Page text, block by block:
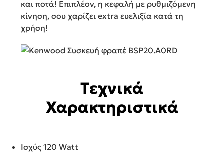
και ποτά! Επιπλέον, η κεφαλή με ρυθμιζόμενη
κίνηση, σου χαρίζει extra ευελιξία κατά τη
χρήση!
Τεχνικά
Χαρακτηριστικά
Ισχύς 120 Watt